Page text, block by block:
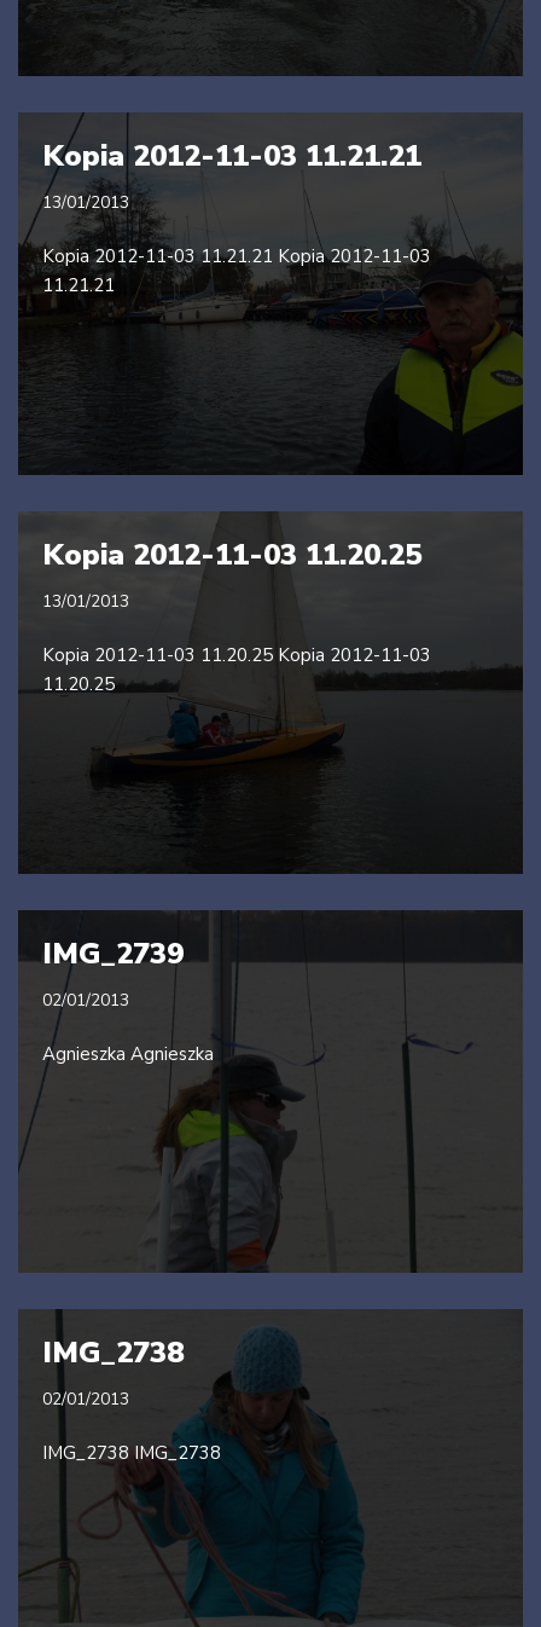
Kopia 2012-11-03 11.21.21
13/01/2013
Kopia 2012-11-03 11.21.21 Kopia 2012-11-03
11.21.21
Kopia 2012-11-03 11.20.25
13/01/2013
Kopia 2012-11-03 11.20.25 Kopia 2012-11-03
11.20.25
IMG_2739
02/01/2013
Agnieszka Agnieszka
IMG_2738
02/01/2013
IMG_2738 IMG_2738